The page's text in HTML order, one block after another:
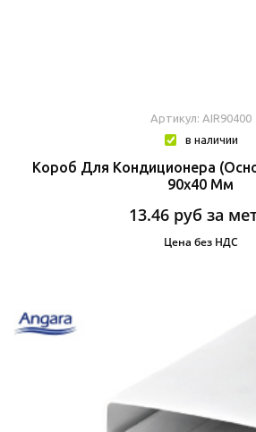
Артикул: AIR90400
в наличии
Короб Для Кондиционера
90х40 Мм
13.46 руб за
Цена без НДС